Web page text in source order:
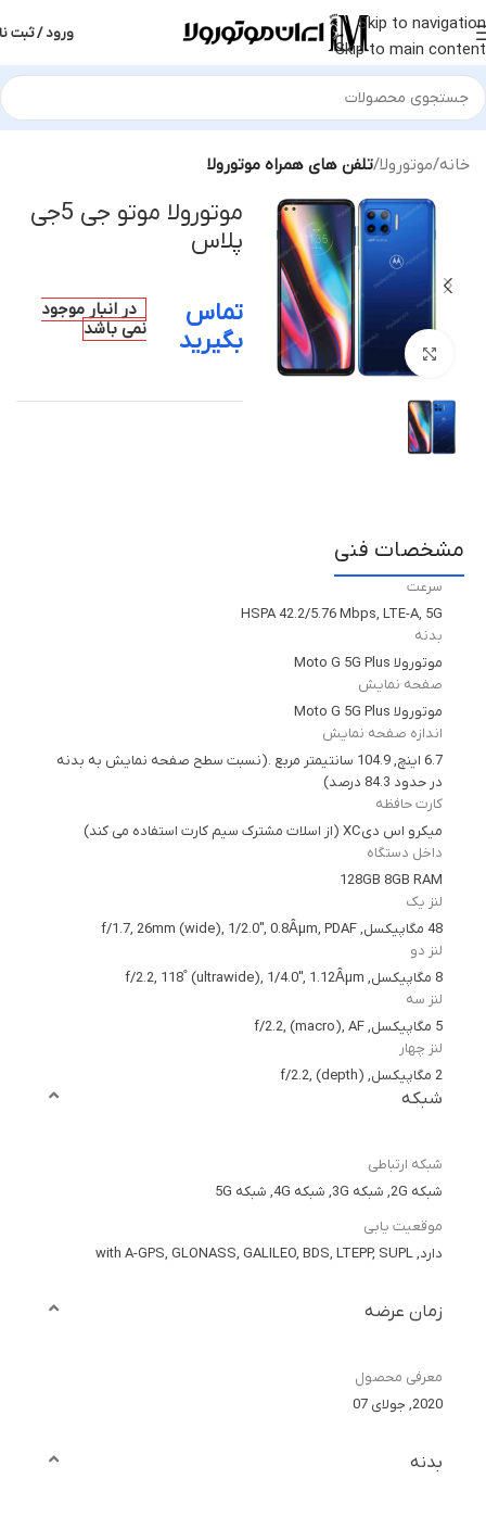
Skip to navigation
Skip to main content
ورود / ثبت
خانه موتورولا تلفن های همراه موتورولا
بزرگنمایی تصویر
موتورولا موتو جی 5جی
پلاس
تماس
بگیرید
در انبار موجود
نمی باشد
مشخصات فنی
سرعت
HSPA 42.2/5.76 Mbps, LTE-A, 5G
بدنه
موتورولا Moto G 5G Plus
صفحه نمایش
موتورولا Moto G 5G Plus
اندازه صفحه نمایش
6.7 اینچ, 104.9 سانتیمتر مربع .(نسبت سطح صفحه نمایش به بدنه
در حدود 84.3 درصد)
کارت حافظه
میکرو اس دیXC (از اسلات مشترک سیم کارت استفاده می کند)
داخل دستگاه
128GB 8GB RAM
لنز یک
48 مگاپیکسل, f/1.7, 26mm (wide), 1/2.0", 0.8Âµm, PDAF
لنز دو
8 مگاپیکسل, f/2.2, 118˚ (ultrawide), 1/4.0", 1.12Âµm
لنز سه
5 مگاپیکسل, f/2.2, (macro), AF
لنز چهار
2 مگاپیکسل, f/2.2, (depth)
شبکه
شبکه ارتباطی
شبکه 2G, شبکه 3G, شبکه 4G, شبکه 5G
موقعیت یابی
دارد, with A-GPS, GLONASS, GALILEO, BDS, LTEPP, SUPL
زمان عرضه
معرفی محصول
2020, جولای 07
بدنه